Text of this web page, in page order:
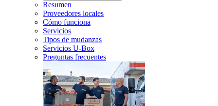
Resumen
Proveedores locales
Cómo funciona
Servicios
Tipos de mudanzas
Servicios U-Box
Preguntas frecuentes